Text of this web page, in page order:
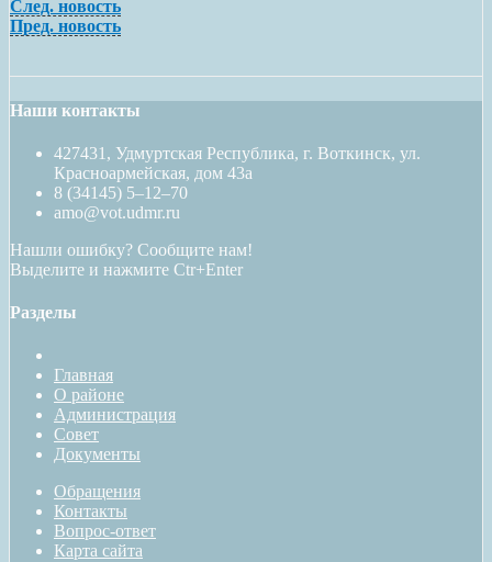
След. новость
Пред. новость
Наши контакты
427431, Удмуртская Республика, г. Воткинск, ул.
Красноармейская, дом 43а
8 (34145) 5–12–70
amo@vot.udmr.ru
Нашли ошибку? Сообщите нам!
Выделите и нажмите Ctr+Enter
Разделы
Главная
О районе
Администрация
Совет
Документы
Обращения
Контакты
Вопрос-ответ
Карта сайта